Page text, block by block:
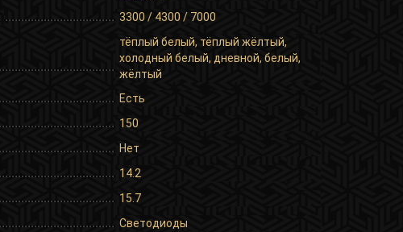
3300 / 4300 / 7000
тёплый белый, тёплый жёлтый,
холодный белый, дневной, белый,
жёлтый
Есть
150
Нет
14.2
15.7
Светодиоды